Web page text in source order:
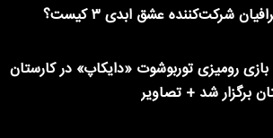
شرکت‌کننده عشق ابدی ۳ کیست؟
بازی رومیزی توربوشوت «دایکاپ» در کارستان
برگزار شد + تصاویر